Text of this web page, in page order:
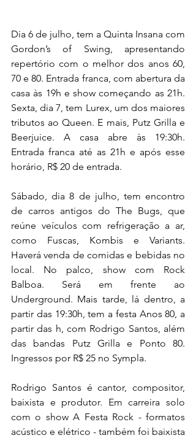
Dia 6 de julho, tem a Quinta Insana com
Gordon’s of Swing, apresentando
repertório com o melhor dos anos 60,
70 e 80. Entrada franca, com abertura da
casa às 19h e show começando as 21h.
Sexta, dia 7, tem Lurex, um dos maiores
tributos ao Queen. E mais, Putz Grilla e
Beerjuice. A casa abre às 19:30h.
Entrada franca até as 21h e após esse
horário, R$ 20 de entrada.
Sábado, dia 8 de julho, tem encontro
de carros antigos do The Bugs, que
reúne veículos com refrigeração a ar,
como Fuscas, Kombis e Variants.
Haverá venda de comidas e bebidas no
local. No palco, show com Rock
Balboa. Será em frente ao
Underground. Mais tarde, lá dentro, a
partir das 19:30h, tem a festa Anos 80, a
partir das h, com Rodrigo Santos, além
das bandas Putz Grilla e Ponto 80.
Ingressos por R$ 25 no Sympla.
Rodrigo Santos é cantor, compositor,
baixista e produtor. Em carreira solo
com o show A Festa Rock - formatos
acústico e elétrico - também foi baixista